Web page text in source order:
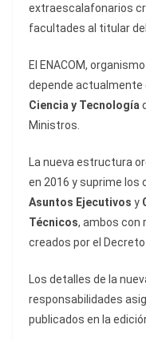
extraescalafonarios
facultades al titular
El ENACOM,
depende actualmente
Ciencia y Tecnología
Ministros.
La nueva estructura
en 2016 y suprime los
Asuntos Ejecutivos y
Técnicos, ambos con
creados por el
Los detalles de la
responsabilidades
publicados en la